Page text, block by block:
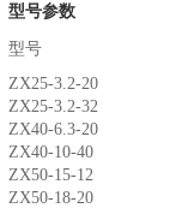
型号参数
型号
ZX25-3.2-20
ZX25-3.2-32
ZX40-6.3-20
ZX40-10-40
ZX50-15-12
ZX50-18-20